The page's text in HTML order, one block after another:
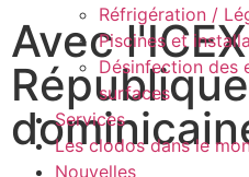
Réfrigération /
Piscines et
Désinfection des
surfaces
Services
Les clodos dans le
Nouvelles
Avec
République